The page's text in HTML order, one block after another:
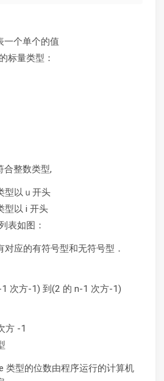
一个单个的值
标量类型：
合整数类型,
型以ｕ开头
型以 i 开头
表如图：
对应的有符号型和无符号型．
次方-1) 到(2 的 n-1 次方-1)
方 -1
类型的位数由程序运行的计算机